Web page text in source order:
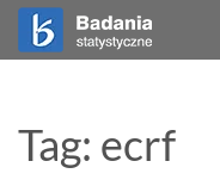
Tag: ecrf